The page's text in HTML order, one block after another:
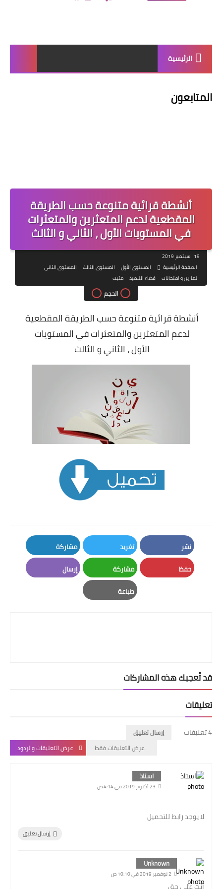
الرئيسية
المتابعون
أنشطة قرائية متنوعة حسب الطريقة
المقطعية لدعم المتعثرين والمتعثرات
في المستويات الأول ، الثاني و الثالث
19 سبتمبر 2019
الصفحة الرئيسية
المستوى الأول المستوى الثالث
المستوى الثاني
تمارين و امتحانات
فضاء التلميذ مثبت
الحجم
أنشطة قرائية متنوعة حسب الطريقة المقطعية
لدعم المتعثرين والمتعثرات في المستويات
الأول ، الثاني و الثالث
نشر
Facebook
تغريد
Twitter
مشاركة
LinkedIn
حفظ مشاركة
Whatsapp
إرسال
طباعة
قد تُعجبك هذه المشاركات
تعليقات
4 تعليقات
إرسال تعليق
عرض التعليقات فقط
عرض التعليقات والردود
استاذ
23 أكتوبر 2019 في 4:14 ص
لا يوجد رابط للتحميل
إرسال تعليق
Unknown
2 نوفمبر 2019 في 10:10 ص